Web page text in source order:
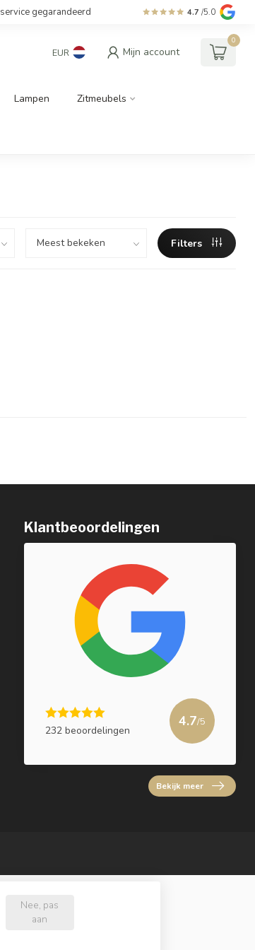
gegarandeerd 4.7 /5.0
EUR Mijn account
0
Lampen Zitmeubels
Filters
Klantbeoordelingen
232 beoordelingen
4.7/5
Bekijk meer
Nee, pas
aan